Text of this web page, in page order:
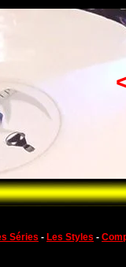
Séries - Les Styles -